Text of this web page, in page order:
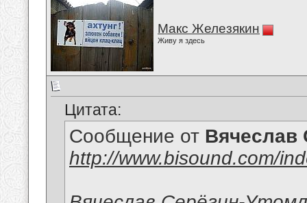
Макс Железякин
Живу я здесь
Цитата:
Сообщение от Вячеслав
http://www.bisound.com/